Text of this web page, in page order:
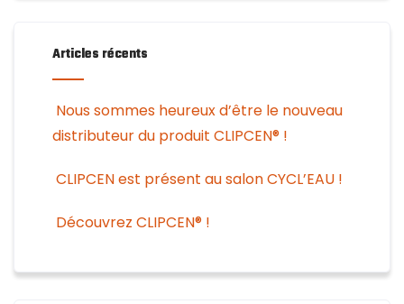
Articles récents
Nous sommes heureux d’être le nouveau
distributeur du produit CLIPCEN® !
CLIPCEN est présent au salon CYCL’EAU !
Découvrez CLIPCEN® !